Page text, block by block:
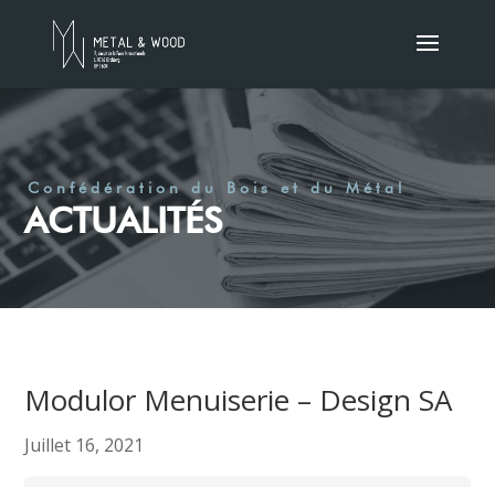
Confédération du Bois et du Métal
ACTUALITÉS
Modulor Menuiserie – Design SA
Juillet 16, 2021